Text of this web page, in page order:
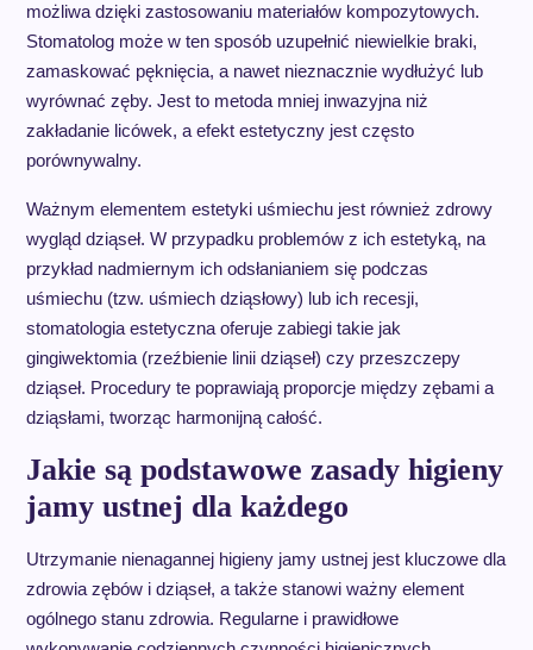
możliwa dzięki zastosowaniu materiałów kompozytowych.
Stomatolog może w ten sposób uzupełnić niewielkie braki,
zamaskować pęknięcia, a nawet nieznacznie wydłużyć lub
wyrównać zęby. Jest to metoda mniej inwazyjna niż
zakładanie licówek, a efekt estetyczny jest często
porównywalny.
Ważnym elementem estetyki uśmiechu jest również zdrowy
wygląd dziąseł. W przypadku problemów z ich estetyką, na
przykład nadmiernym ich odsłanianiem się podczas
uśmiechu (tzw. uśmiech dziąsłowy) lub ich recesji,
stomatologia estetyczna oferuje zabiegi takie jak
gingiwektomia (rzeźbienie linii dziąseł) czy przeszczepy
dziąseł. Procedury te poprawiają proporcje między zębami a
dziąsłami, tworząc harmonijną całość.
Jakie są podstawowe zasady higieny
jamy ustnej dla każdego
Utrzymanie nienagannej higieny jamy ustnej jest kluczowe dla
zdrowia zębów i dziąseł, a także stanowi ważny element
ogólnego stanu zdrowia. Regularne i prawidłowe